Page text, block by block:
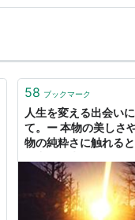
58 ブックマーク
人生を変える出会い
て。ー 本物の美しさ
物の純粋さに触れる
再び蘇るような歓びを
る。 - いばや通信